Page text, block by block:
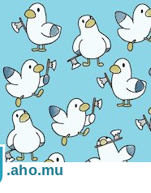
.aho.mu